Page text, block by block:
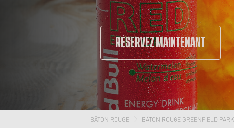
RÉSERVEZ MAINTENANT
BÂTON ROUGE BÂTON ROUGE GREENFIELD PARK